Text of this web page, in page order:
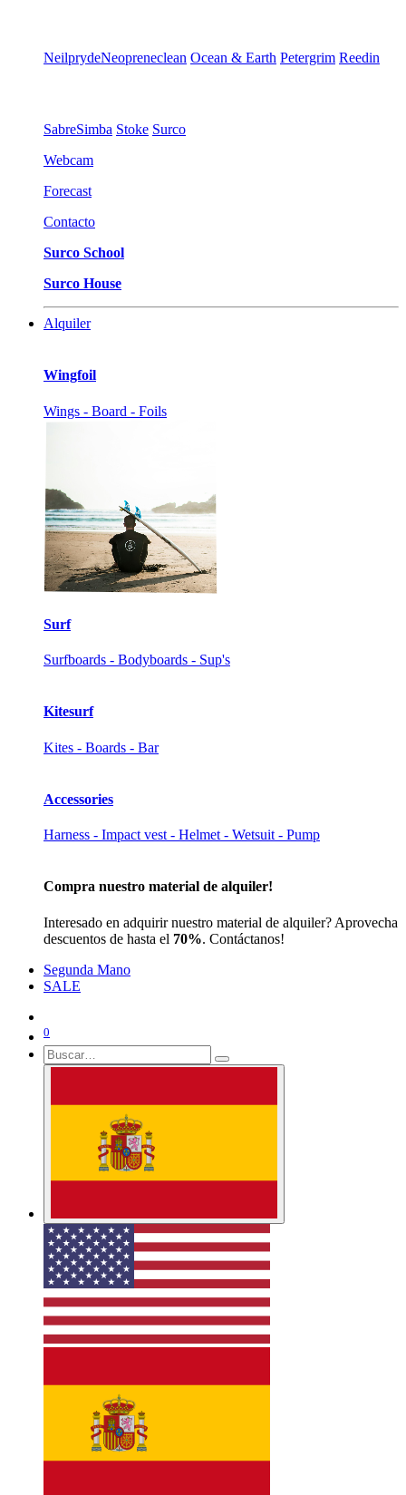
NeilprydeNeopreneclean Ocean & Earth Petergrim Reedin
SabreSimba Stoke Surco
Webcam
Forecast
Contacto
Surco School
Surco House
Alquiler
Wingfoil
Wings - Board - Foils
Surf
Surfboards - Bodyboards - Sup's
Kitesurf
Kites - Boards - Bar
Accessories
Harness - Impact vest - Helmet - Wetsuit - Pump
Compra nuestro material de alquiler!
Interesado en adquirir nuestro material de alquiler? Aprovecha
descuentos de hasta el 70%. Contáctanos!
Segunda Mano
SALE
0